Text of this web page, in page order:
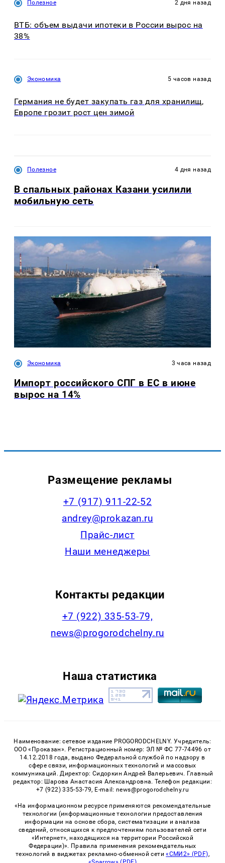
Полезное 2 дня назад
ВТБ: объем выдачи ипотеки в России вырос на
38%
Экономика 5 часов назад
Германия не будет закупать газ для хранилищ,
Европе грозит рост цен зимой
Полезное 4 дня назад
В спальных районах Казани усилили
мобильную сеть
Экономика 3 часа назад
Импорт российского СПГ в ЕС в июне
вырос на 14%
Размещение рекламы
+7 (917) 911-22-52
andrey@prokazan.ru
Прайс-лист
Наши менеджеры
Контакты редакции
+7 (922) 335-53-79,
news@progorodchelny.ru
Наша статистика
Наименование: сетевое издание PROGORODCHELNY. Учредитель:
ООО «Проказан». Регистрационный номер: ЭЛ № ФС 77-74496 от
14.12.2018 года, выдано Федеральной службой по надзору в
сфере связи, информационных технологий и массовых
коммуникаций. Директор: Сидоркин Андрей Валерьевич. Главный
редактор: Шарова Анастасия Александровна. Телефон редакции:
+7 (922) 335-53-79, E-mail: news@progorodchelny.ru
«На информационном ресурсе применяются рекомендательные
технологии (информационные технологии предоставления
информации на основе сбора, систематизации и анализа
сведений, относящихся к предпочтениям пользователей сети
«Интернет», находящихся на территории Российской
Федерации)». Правила применения рекомендательных
технологий в виджетах рекламно-обменной сети«СМИ2» (PDF),